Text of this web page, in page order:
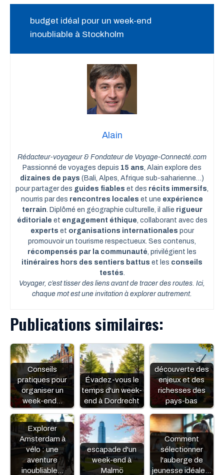
budget idéal pour un week-end
inoubliable à Stockholm
Alain
Rédacteur-voyageur & Fondateur de Voyage-Connecté.com
Passionné de voyages depuis 15 ans, Alain explore des
dizaines de pays (Bali, Alpes, Afrique sub-saharienne…)
pour partager des guides fiables et des récits immersifs,
nourris par des rencontres locales et une expérience
terrain. Diplômé en géographie culturelle, il allie rigueur
éditoriale et engagement éthique, collaborant avec des
experts et organisations internationales pour
promouvoir un tourisme respectueux. Ses contenus,
récompensés par la communauté, privilégient les
itinéraires hors des sentiers battus et les conseils
testés.
Voyager, c’est tisser des liens avant de tracer des routes. Ici,
chaque mot est une invitation à explorer autrement.
Publications similaires:
Conseils
pratiques pour
organiser un
week-end…
Évadez-vous le
temps d'un week-
end à Dordrecht
découverte des
enjeux et des
richesses des
pays-bas
Explorer
Amsterdam à
vélo : une
aventure
inoubliable…
escapade d'un
week-end à
Malmö
Comment
sélectionner
l'auberge de
jeunesse idéale…